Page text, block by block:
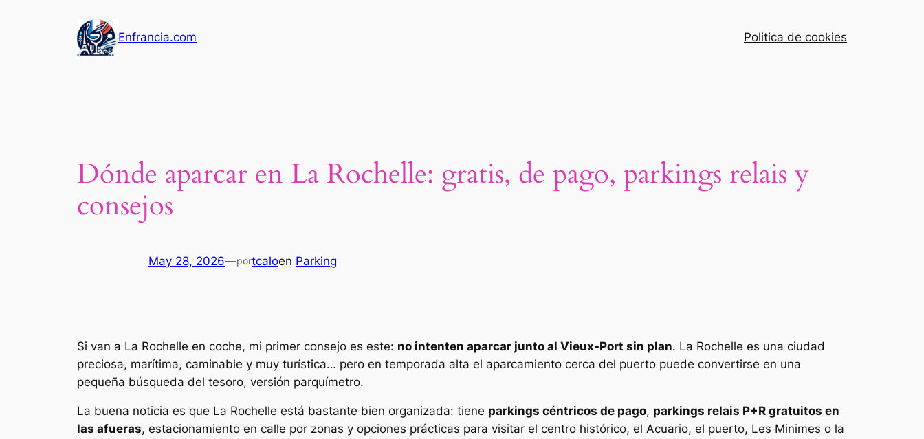
Enfrancia.com Politica de cookies
Dónde aparcar en La Rochelle: gratis, de pago, parkings relais y
consejos
May 28, 2026—portcaloen Parking
Si van a La Rochelle en coche, mi primer consejo es este: no intenten aparcar junto al Vieux-Port sin plan. La Rochelle es una ciudad
preciosa, marítima, caminable y muy turística… pero en temporada alta el aparcamiento cerca del puerto puede convertirse en una
pequeña búsqueda del tesoro, versión parquímetro.
La buena noticia es que La Rochelle está bastante bien organizada: tiene parkings céntricos de pago, parkings relais P+R gratuitos en
las afueras, estacionamiento en calle por zonas y opciones prácticas para visitar el centro histórico, el Acuario, el puerto, Les Minimes o la